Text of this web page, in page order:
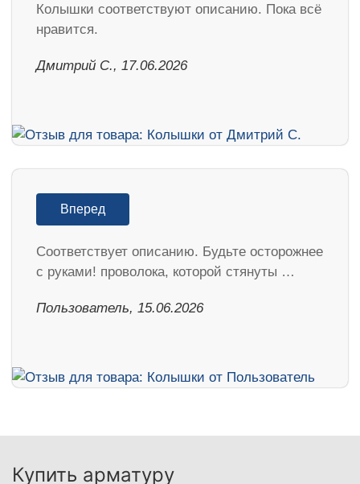
Колышки соответствуют описанию. Пока всё
нравится.
Дмитрий С., 17.06.2026
Вперед
Соответствует описанию. Будьте осторожнее
с руками! проволока, которой стянуты …
Пользователь, 15.06.2026
Купить арматуру